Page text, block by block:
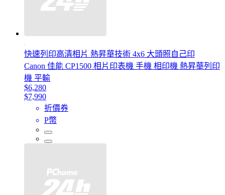
快速列印高清相片 熱昇華技術 4x6 大頭照自己印
Canon 佳能 CP1500 相片印表機 手機 相印機 熱昇華列印
機 平輸
$6,280
$7,990
折價券
P幣